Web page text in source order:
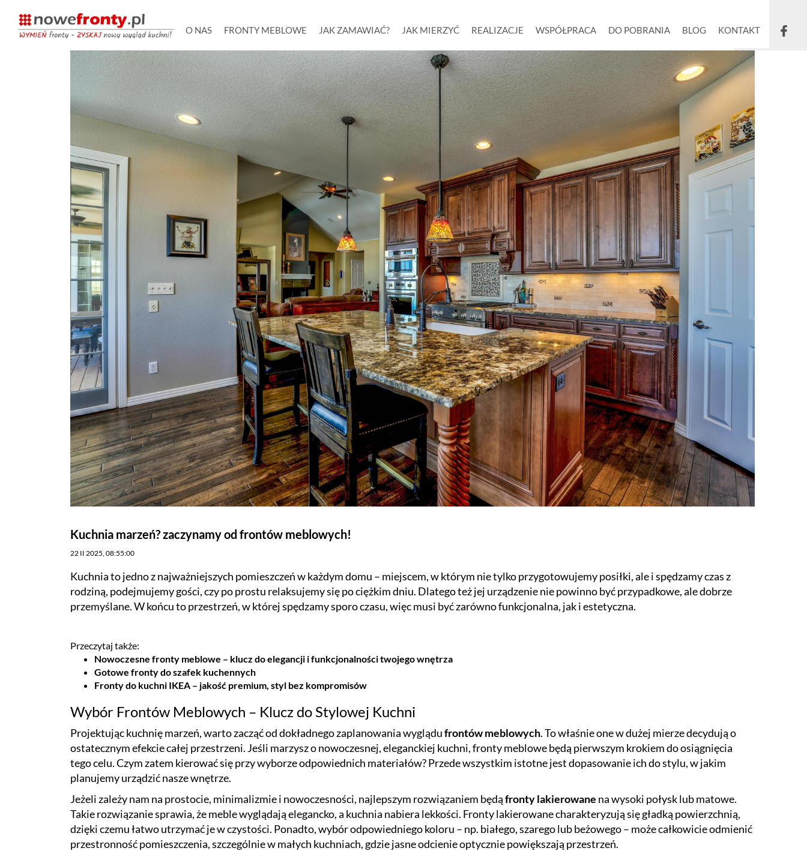
O NAS FRONTY MEBLOWE JAK ZAMAWIAĆ? JAK MIERZYĆ REALIZACJE WSPÓŁPRACA DO POBRANIA BLOG KONTAKT
Kuchnia marzeń? zaczynamy od frontów meblowych!
22 II 2025, 08:55:00
Kuchnia to jedno z najważniejszych pomieszczeń w każdym domu – miejscem, w którym nie tylko przygotowujemy posiłki, ale i spędzamy czas z
rodziną, podejmujemy gości, czy po prostu relaksujemy się po ciężkim dniu. Dlatego też jej urządzenie nie powinno być przypadkowe, ale dobrze
przemyślane. W końcu to przestrzeń, w której spędzamy sporo czasu, więc musi być zarówno funkcjonalna, jak i estetyczna.
Przeczytaj także:
Nowoczesne fronty meblowe – klucz do elegancji i funkcjonalności twojego wnętrza
Gotowe fronty do szafek kuchennych
Fronty do kuchni IKEA – jakość premium, styl bez kompromisów
Wybór Frontów Meblowych – Klucz do Stylowej Kuchni
Projektując kuchnię marzeń, warto zacząć od dokładnego zaplanowania wyglądufrontów meblowych. To właśnie one w dużej mierze decydują o
ostatecznym efekcie całej przestrzeni. Jeśli marzysz o nowoczesnej, eleganckiej kuchni, fronty meblowe będą pierwszym krokiem do osiągnięcia
tego celu. Czym zatem kierować się przy wyborze odpowiednich materiałów? Przede wszystkim istotne jest dopasowanie ich do stylu, w jakim
planujemy urządzić nasze wnętrze.
Jeżeli zależy nam na prostocie, minimalizmie i nowoczesności, najlepszym rozwiązaniem będąfronty lakierowane na wysoki połysk lub matowe.
Takie rozwiązanie sprawia, że meble wyglądają elegancko, a kuchnia nabiera lekkości. Fronty lakierowane charakteryzują się gładką powierzchnią,
dzięki czemu łatwo utrzymać je w czystości. Ponadto, wybór odpowiedniego koloru – np. białego, szarego lub beżowego – może całkowicie odmienić
przestronność pomieszczenia, szczególnie w małych kuchniach, gdzie jasne odcienie optycznie powiększają przestrzeń.